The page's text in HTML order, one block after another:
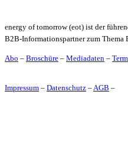
energy of tomorrow (eot) ist der
B2B-Informationspartner zum Thema
Abo – Broschüre – Mediadaten –
Impressum – Datenschutz –AGB –